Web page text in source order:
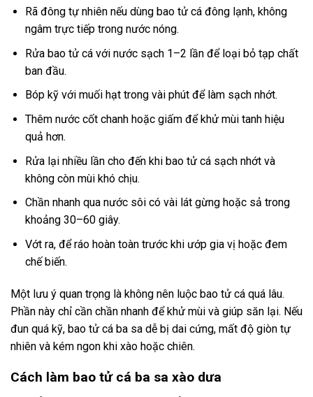
Rã đông tự nhiên nếu dùng bao tử cá đông lạnh, không
ngâm trực tiếp trong nước nóng.
Rửa bao tử cá với nước sạch 1–2 lần để loại bỏ tạp chất
ban đầu.
Bóp kỹ với muối hạt trong vài phút để làm sạch nhớt.
Thêm nước cốt chanh hoặc giấm để khử mùi tanh hiệu
quả hơn.
Rửa lại nhiều lần cho đến khi bao tử cá sạch nhớt và
không còn mùi khó chịu.
Chần nhanh qua nước sôi có vài lát gừng hoặc sả trong
khoảng 30–60 giây.
Vớt ra, để ráo hoàn toàn trước khi ướp gia vị hoặc đem
chế biến.
Một lưu ý quan trọng là không nên luộc bao tử cá quá lâu.
Phần này chỉ cần chần nhanh để khử mùi và giúp săn lại. Nếu
đun quá kỹ, bao tử cá ba sa dễ bị dai cứng, mất độ giòn tự
nhiên và kém ngon khi xào hoặc chiên.
Cách làm bao tử cá ba sa xào dưa